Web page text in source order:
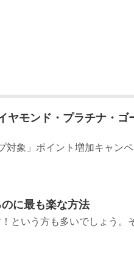
モンド・プラチナ・ゴ
象」ポイント増加キャンペ
に最も楽な方法
という方も多いでしょう。